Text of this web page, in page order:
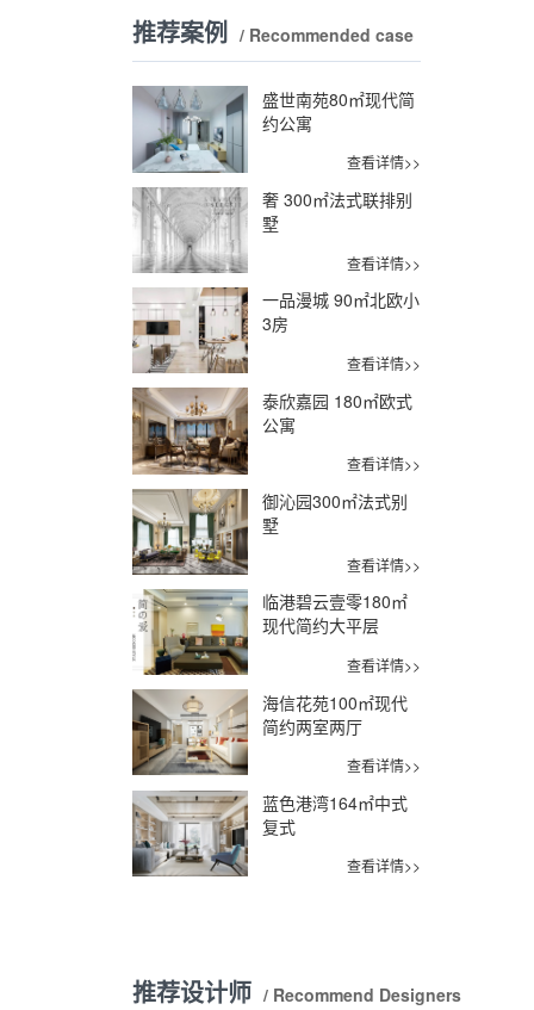
推荐案例 / Recommended case
盛世南苑80㎡现代简
约公寓
查看详情>>
奢 300㎡法式联排别
墅
查看详情>>
一品漫城 90㎡北欧小
3房
查看详情>>
泰欣嘉园 180㎡欧式
公寓
查看详情>>
御沁园300㎡法式别
墅
查看详情>>
临港碧云壹零180㎡
现代简约大平层
查看详情>>
海信花苑100㎡现代
简约两室两厅
查看详情>>
蓝色港湾164㎡中式
复式
查看详情>>
推荐设计师 / Recommend Designers